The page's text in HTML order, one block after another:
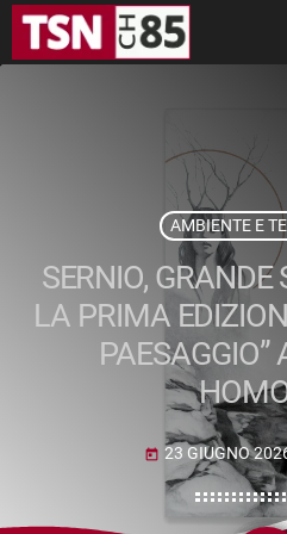
AMBIENTE E
SERNIO, GRANDE
LA PRIMA
today 23 GIUGNO